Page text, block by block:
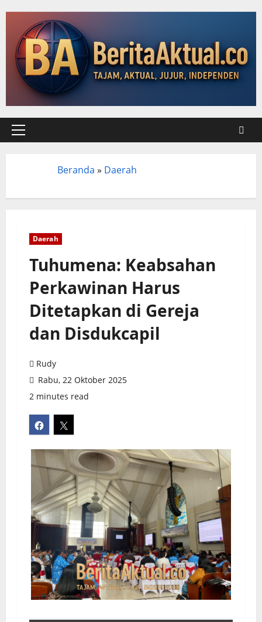
Beranda » Daerah
Daerah
Tuhumena: Keabsahan
Perkawinan Harus
Ditetapkan di Gereja
dan Disdukcapil
Rudy
Rabu, 22 Oktober 2025
2 minutes read